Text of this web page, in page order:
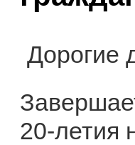
Дорогие
20-летия